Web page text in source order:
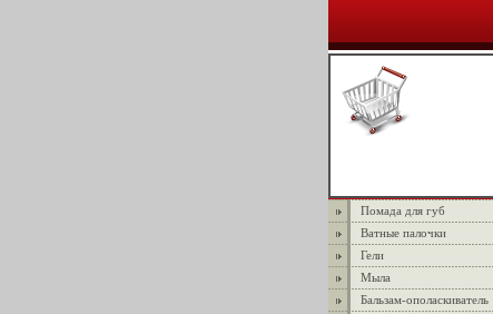
Помада для губ
Ватные палочки
Гели
Мыла
Бальзам-ополаскиватель